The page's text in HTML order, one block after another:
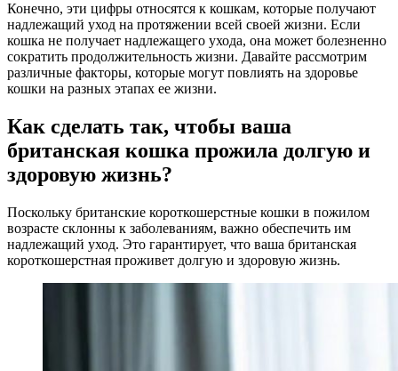
Конечно, эти цифры относятся к кошкам, которые получают
надлежащий уход на протяжении всей своей жизни. Если
кошка не получает надлежащего ухода, она может болезненно
сократить продолжительность жизни. Давайте рассмотрим
различные факторы, которые могут повлиять на здоровье
кошки на разных этапах ее жизни.
Как сделать так, чтобы ваша
британская кошка прожила долгую и
здоровую жизнь?
Поскольку британские короткошерстные кошки в пожилом
возрасте склонны к заболеваниям, важно обеспечить им
надлежащий уход. Это гарантирует, что ваша британская
короткошерстная проживет долгую и здоровую жизнь.